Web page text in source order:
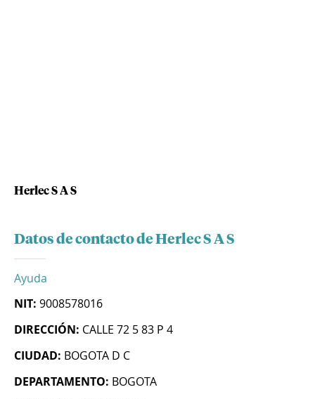
Herlec S A S
Datos de contacto de Herlec S A S
Ayuda
NIT: 9008578016
DIRECCIÓN: CALLE 72 5 83 P 4
CIUDAD: BOGOTA D C
DEPARTAMENTO: BOGOTA